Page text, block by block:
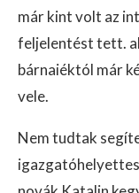
már kint volt az
feljelentést tett.
bárnaiéktól már
vele.
Nem tudtak